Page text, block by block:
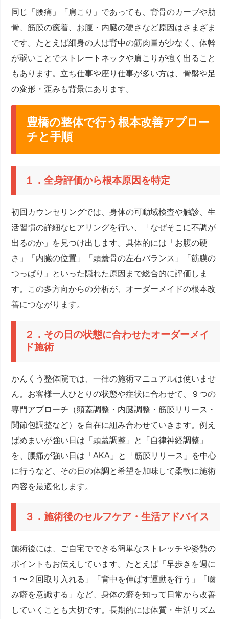
同じ「腰痛」「肩こり」であっても、背骨のカーブや肋
骨、筋膜の癒着、お腹・内臓の硬さなど原因はさまざま
です。たとえば細身の人は背中の筋肉量が少なく、体幹
が弱いことでストレートネックや肩こりが強く出ること
もあります。立ち仕事や座り仕事が多い方は、骨盤や足
の変形・歪みも背景にあります。
豊橋の整体で行う根本改善アプロー
チと手順
１．全身評価から根本原因を特定
初回カウンセリングでは、身体の可動域検査や触診、生
活習慣の詳細なヒアリングを行い、「なぜそこに不調が
出るのか」を見つけ出します。具体的には「お腹の硬
さ」「内臓の位置」「頭蓋骨の左右バランス」「筋膜の
つっぱり」といった隠れた原因まで総合的に評価しま
す。この多方向からの分析が、オーダーメイドの根本改
善につながります。
２．その日の状態に合わせたオーダーメイ
ド施術
かんくう整体院では、一律の施術マニュアルは使いませ
ん。お客様一人ひとりの状態や症状に合わせて、９つの
専門アプローチ（頭蓋調整・内臓調整・筋膜リリース・
関節包調整など）を自在に組み合わせていきます。例え
ばめまいが強い日は「頭蓋調整」と「自律神経調整」
を、腰痛が強い日は「AKA」と「筋膜リリース」を中心
に行うなど、その日の体調と希望を加味して柔軟に施術
内容を最適化します。
３．施術後のセルフケア・生活アドバイス
施術後には、ご自宅でできる簡単なストレッチや姿勢の
ポイントもお伝えしています。たとえば「早歩きを週に
１〜２回取り入れる」「背中を伸ばす運動を行う」「噛
み癖を意識する」など、身体の癖を知って日常から改善
していくことも大切です。長期的には体質・生活リズム